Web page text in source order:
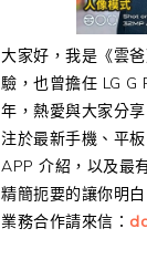
大家好，我是《雲
驗，也曾擔任 LG G
年，熱愛與大家分
注於最新手機、平
APP 介紹，以及最
精簡扼要的讓你明
業務合作請來信：